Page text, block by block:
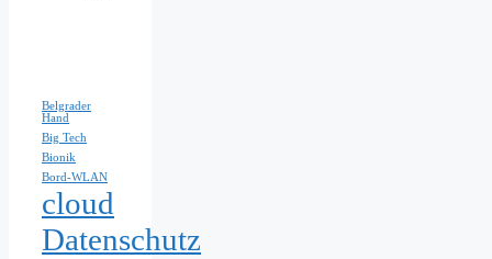
Belgrader
Hand
Big Tech
Bionik
Bord-WLAN
cloud
Datenschutz